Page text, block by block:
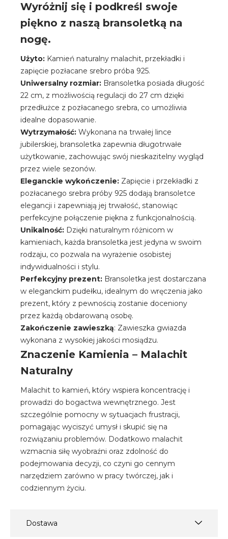
Wyróżnij się i podkreśl swoje
piękno z naszą bransoletką na
nogę.
Użyto: Kamień naturalny malachit, przekładki i
zapięcie pozłacane srebro próba 925.
Uniwersalny rozmiar: Bransoletka posiada długość
22 cm, z możliwością regulacji do 27 cm dzięki
przedłużce z pozłacanego srebra, co umożliwia
idealne dopasowanie.
Wytrzymałość: Wykonana na trwałej lince
jubilerskiej, bransoletka zapewnia długotrwałe
użytkowanie, zachowując swój nieskazitelny wygląd
przez wiele sezonów.
Eleganckie wykończenie: Zapięcie i przekładki z
pozłacanego srebra próby 925 dodają bransoletce
elegancji i zapewniają jej trwałość, stanowiąc
perfekcyjne połączenie piękna z funkcjonalnością.
Unikalność: Dzięki naturalnym różnicom w
kamieniach, każda bransoletka jest jedyna w swoim
rodzaju, co pozwala na wyrażenie osobistej
indywidualności i stylu.
Perfekcyjny prezent: Bransoletka jest dostarczana
w eleganckim pudełku, idealnym do wręczenia jako
prezent, który z pewnością zostanie doceniony
przez każdą obdarowaną osobę.
Zakończenie zawieszką: Zawieszka gwiazda
wykonana z wysokiej jakości mosiądzu.
Znaczenie Kamienia – Malachit
Naturalny
Malachit to kamień, który wspiera koncentrację i
prowadzi do bogactwa wewnętrznego. Jest
szczególnie pomocny w sytuacjach frustracji,
pomagając wyciszyć umysł i skupić się na
rozwiązaniu problemów. Dodatkowo malachit
wzmacnia siłę wyobraźni oraz zdolność do
podejmowania decyzji, co czyni go cennym
narzędziem zarówno w pracy twórczej, jak i
codziennym życiu.
Dostawa